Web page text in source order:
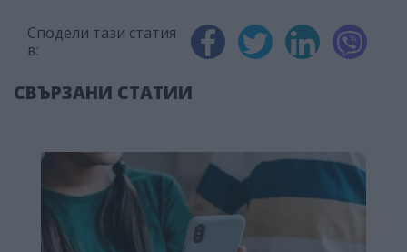
Сподели тази статия
в:
СВЪРЗАНИ СТАТИИ